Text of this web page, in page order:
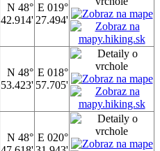
N 48°
42.914'
E 019°
27.494'
N 48°
53.423'
E 018°
57.705'
N 48° E 020°